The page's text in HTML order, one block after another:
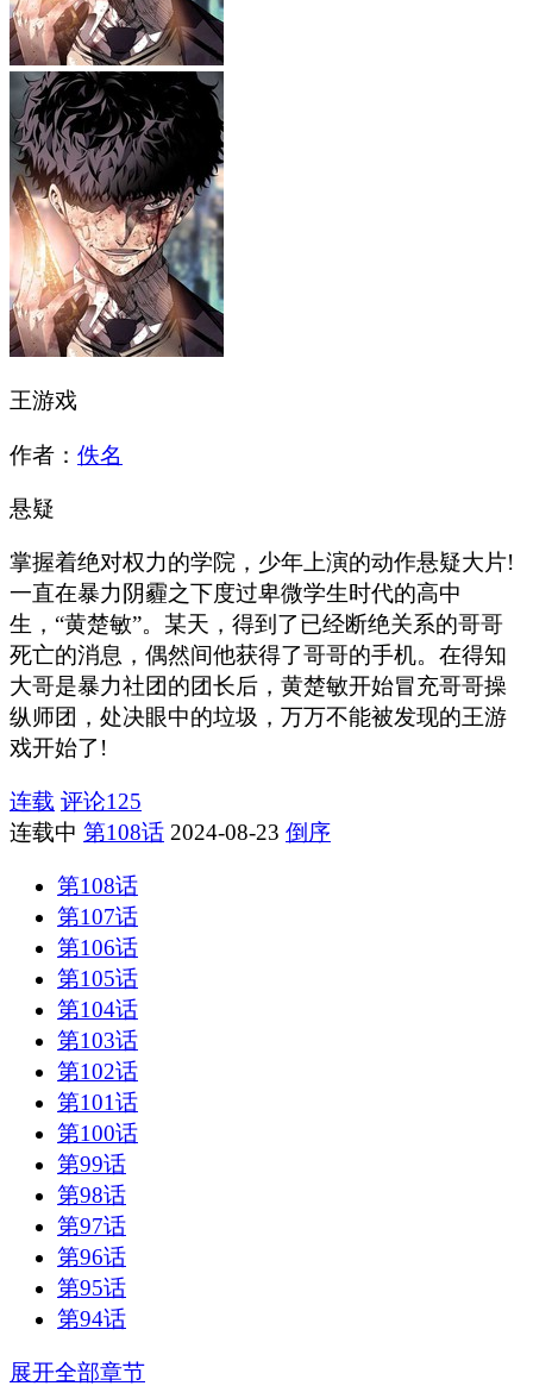
王游戏
作者： 佚名
悬疑
掌握着绝对权力的学院，少年上演的动作悬疑大片!
一直在暴力阴霾之下度过卑微学生时代的高中
生，“黄楚敏”。某天，得到了已经断绝关系的哥哥
死亡的消息，偶然间他获得了哥哥的手机。在得知
大哥是暴力社团的团长后，黄楚敏开始冒充哥哥操
纵师团，处决眼中的垃圾，万万不能被发现的王游
戏开始了!
连载 评论125
连载中 第108话 2024-08-23 倒序
第108话
第107话
第106话
第105话
第104话
第103话
第102话
第101话
第100话
第99话
第98话
第97话
第96话
第95话
第94话
展开全部章节